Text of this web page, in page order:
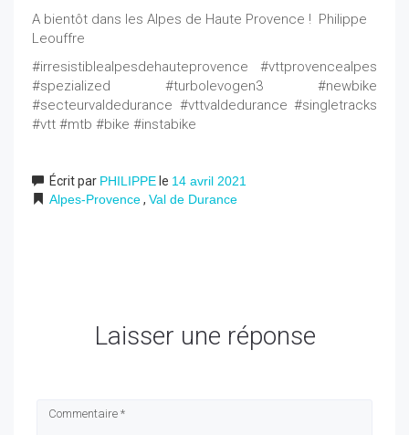
A bientôt dans les Alpes de Haute Provence ! Philippe
Leouffre
#irresistiblealpesdehauteprovence #vttprovencealpes
#spezialized #turbolevogen3 #newbike
#secteurvaldedurance #vttvaldedurance #singletracks
#vtt #mtb #bike #instabike
Écrit par PHILIPPE le 14 avril 2021
Alpes-Provence, Val de Durance
Laisser une réponse